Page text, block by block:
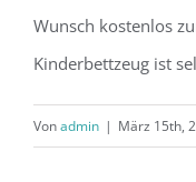
Wunsch kostenlos
Kinderbettzeug ist
Vonadmin | März 15th,